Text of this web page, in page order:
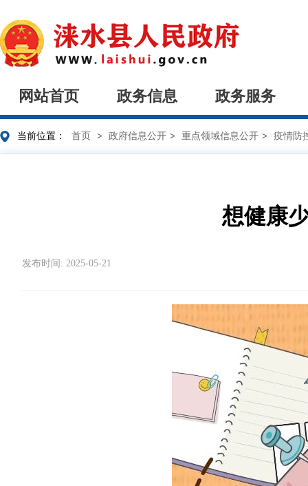
网站首页 政务信息 政务服务
当前位置： 首页 > 政府信息公开 > 重点领域信息公开 > 疫情防
想健康
发布时间: 2025-05-21